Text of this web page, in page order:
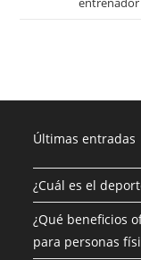
Últimas entradas
¿Cuál es el
¿Qué beneficios
para personas